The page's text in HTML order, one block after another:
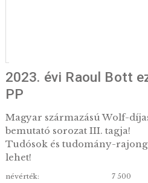
2023. évi Raoul
PP